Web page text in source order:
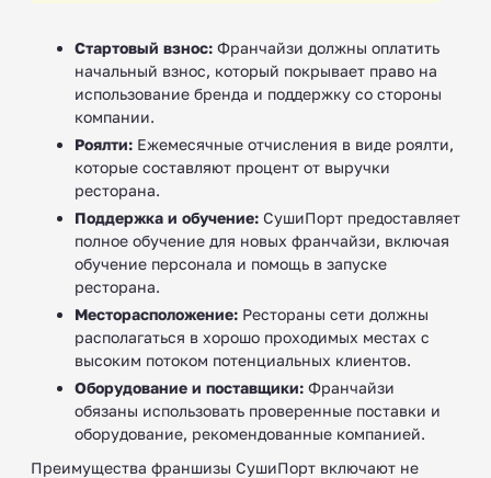
Стартовый взнос: Франчайзи должны оплатить
начальный взнос, который покрывает право на
использование бренда и поддержку со стороны
компании.
Роялти: Ежемесячные отчисления в виде роялти,
которые составляют процент от выручки
ресторана.
Поддержка и обучение: СушиПорт предоставляет
полное обучение для новых франчайзи, включая
обучение персонала и помощь в запуске
ресторана.
Месторасположение: Рестораны сети должны
располагаться в хорошо проходимых местах с
высоким потоком потенциальных клиентов.
Оборудование и поставщики: Франчайзи
обязаны использовать проверенные поставки и
оборудование, рекомендованные компанией.
Преимущества франшизы СушиПорт включают не